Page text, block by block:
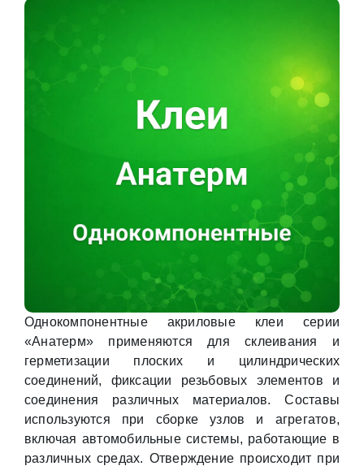
Однокомпонентные акриловые клеи серии
«Анатерм» применяются для склеивания и
герметизации плоских и цилиндрических
соединений, фиксации резьбовых элементов и
соединения различных материалов. Составы
используются при сборке узлов и агрегатов,
включая автомобильные системы, работающие в
различных средах. Отверждение происходит при